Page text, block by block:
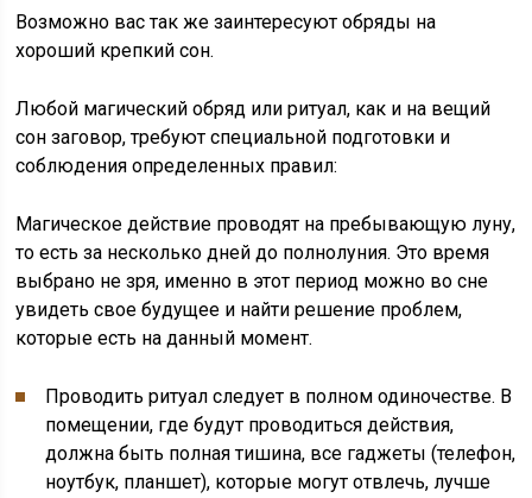
Возможно вас так же заинтересуют обряды на
хороший крепкий сон.
Любой магический обряд или ритуал, как и на вещий
сон заговор, требуют специальной подготовки и
соблюдения определенных правил:
Магическое действие проводят на пребывающую луну,
то есть за несколько дней до полнолуния. Это время
выбрано не зря, именно в этот период можно во сне
увидеть свое будущее и найти решение проблем,
которые есть на данный момент.
Проводить ритуал следует в полном одиночестве. В
помещении, где будут проводиться действия,
должна быть полная тишина, все гаджеты (телефон,
ноутбук, планшет), которые могут отвлечь, лучше